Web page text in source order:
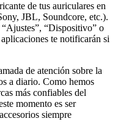
de tus auriculares en
JBL, Soundcore, etc.).
“Dispositivo” o
te notificarán si
de atención sobre la
a diario. Como hemos
más confiables del
momento es ser
siempre